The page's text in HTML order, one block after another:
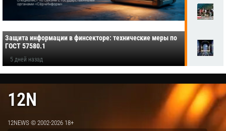
Защита информации в финсекторе: технические меры по
ГОСТ 57580.1
5 дней назад
12N
12NEWS © 2002-2026 18+